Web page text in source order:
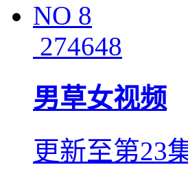
NO 8
274648
男草女视频
更新至第23